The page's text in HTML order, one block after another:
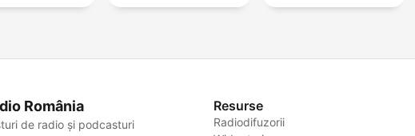
România
de radio și podcasturi
Resurse
Radiodifuzorii